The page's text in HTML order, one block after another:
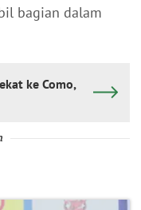
bagian dalam
ke Como,